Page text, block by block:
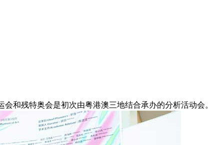
会和残特奥会是初次由粤港澳三地结合承办的分析活动会。